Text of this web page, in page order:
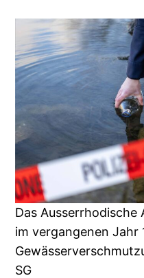
Das
im vergangenen Jahr
SG